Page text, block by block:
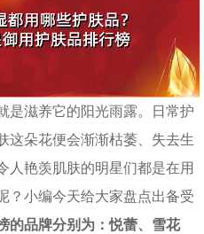
是滋养它的阳光雨露。日常护
这朵花便会渐渐枯萎、失去生
人艳羡肌肤的明星们都是在用
？小编今天给大家盘点出备受
的品牌分别为：悦蕾、雪花